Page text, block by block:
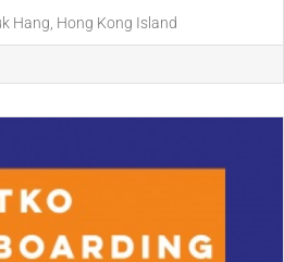
Hang‎, ‎Hong Kong Island